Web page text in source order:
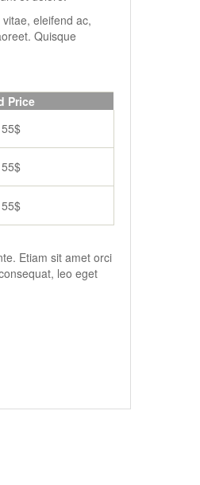
eleifend ac,
Quisque
Price
55$
55$
55$
Etiam sit amet orci
leo eget
panier